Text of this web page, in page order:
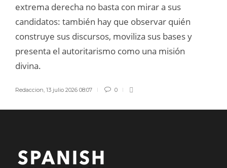
extrema derecha no basta con mirar a sus
candidatos: también hay que observar quién
construye sus discursos, moviliza sus bases y
presenta el autoritarismo como una misión
divina.
Redaccion, 13 julio 2026 08:07 0